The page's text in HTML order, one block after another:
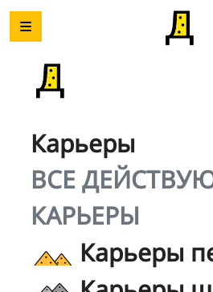
Карьеры
ВСЕ
КАРЬЕРЫ
Карьеры